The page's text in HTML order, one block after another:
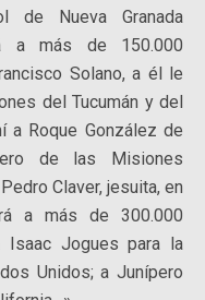
de Nueva Granada
a más de 150.000
Solano, a él le
del Tucumán y del
a Roque González de
de las Misiones
Claver, jesuita, en
a más de 300.000
Isaac Jogues para la
Unidos; a Junípero